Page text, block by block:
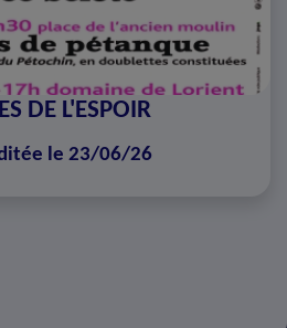
DE L'ESPOIR
le 23/06/26